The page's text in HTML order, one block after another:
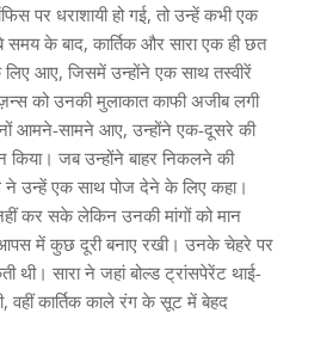
पर धराशायी हो गई, तो उन्हें कभी एक
के बाद, कार्तिक और सारा एक ही छत
आए, जिसमें उन्होंने एक साथ तस्वीरें
को उनकी मुलाकात काफी अजीब लगी
आमने-सामने आए, उन्होंने एक-दूसरे की
किया। जब उन्होंने बाहर निकलने की
ने उन्हें एक साथ पोज देने के लिए कहा।
कर सके लेकिन उनकी मांगों को मान
आपस में कुछ दूरी बनाए रखी। उनके चेहरे पर
थी। सारा ने जहां बोल्ड ट्रांसपेरेंट थाई-
वहीं कार्तिक काले रंग के सूट में बेहद